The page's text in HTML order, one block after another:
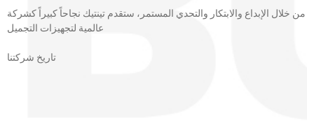
من خلال الإبداع والابتكار والتحدي المستمر، ستقدم تينتيك نجاحاً كبيراً كشركة
عالمية لتجهيزات التجميل
تاريخ شركتنا